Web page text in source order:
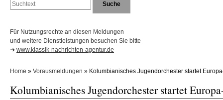
Für Nutzungsrechte an diesen Meldungen
und weitere Dienstleistungen besuchen Sie bitte
➜ www.klassik-nachrichten-agentur.de
Home » Vorausmeldungen » Kolumbianisches Jugendorchester startet
Kolumbianisches Jugendorchester startet